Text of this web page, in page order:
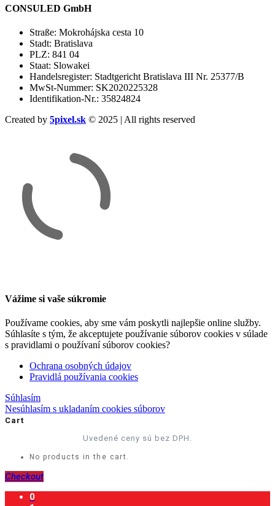
CONSULED GmbH
Straße: Mokrohájska cesta 10
Stadt: Bratislava
PLZ: 841 04
Staat: Slowakei
Handelsregister: Stadtgericht Bratislava III Nr. 25377/B
MwSt-Nummer: SK2020225328
Identifikation-Nr.: 35824824
Created by 5pixel.sk © 2025 | All rights reserved
Vážime si vaše súkromie
Používame cookies, aby sme vám poskytli najlepšie online služby.
Súhlasíte s tým, že akceptujete používanie súborov cookies v súlade
s pravidlami o používaní súborov cookies?
Ochrana osobných údajov
Pravidlá používania cookies
Súhlasím
Nesúhlasím s ukladaním cookies súborov
Cart
Uvedené ceny sú bez DPH.
No products in the cart.
Checkout
0